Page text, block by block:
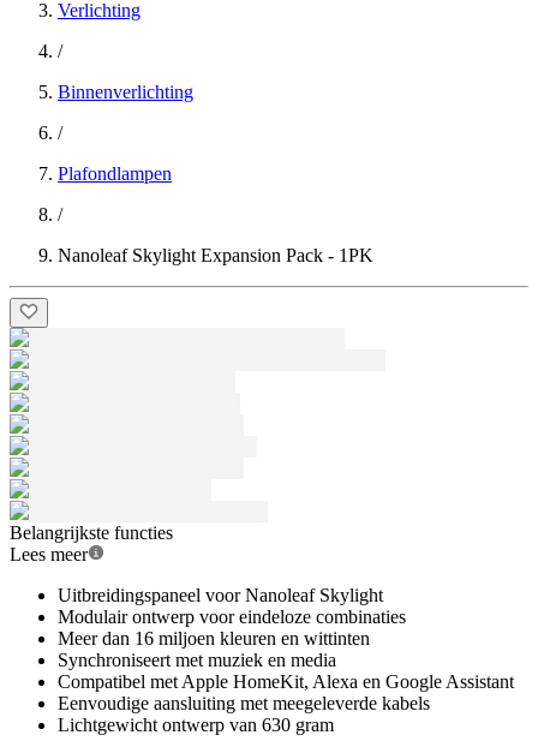
Verlichting
/
Binnenverlichting
/
Plafondlampen
/
Nanoleaf Skylight Expansion Pack - 1PK
Belangrijkste functies
Lees meer
Uitbreidingspaneel voor Nanoleaf Skylight
Modulair ontwerp voor eindeloze combinaties
Meer dan 16 miljoen kleuren en wittinten
Synchroniseert met muziek en media
Compatibel met Apple HomeKit, Alexa en Google Assistant
Eenvoudige aansluiting met meegeleverde kabels
Lichtgewicht ontwerp van 630 gram